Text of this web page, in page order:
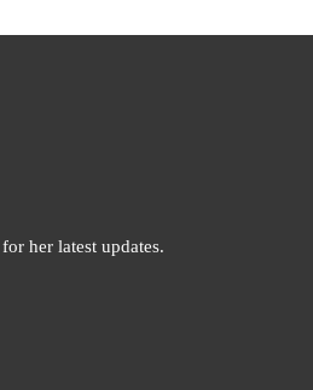
her latest updates.